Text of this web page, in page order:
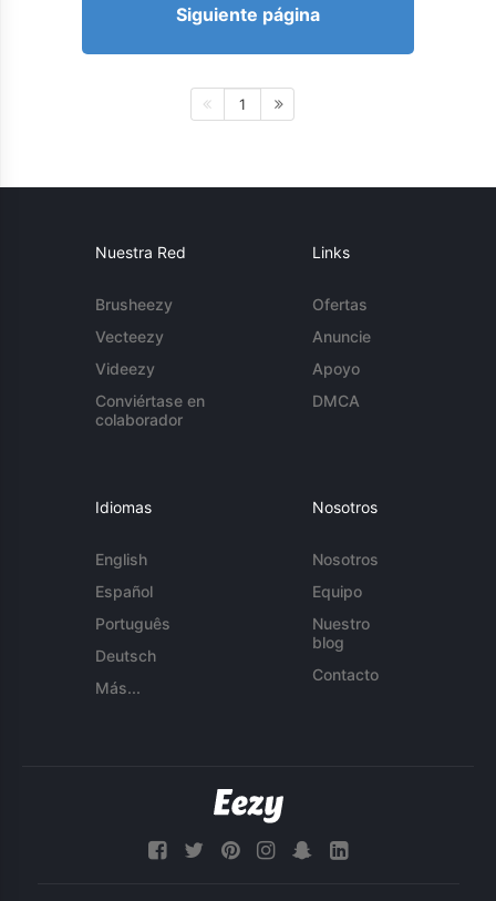
Siguiente página
1
Nuestra Red
Brusheezy
Vecteezy
Videezy
Conviértase en
colaborador
Links
Ofertas
Anuncie
Apoyo
DMCA
Idiomas
English
Español
Português
Deutsch
Más...
Nosotros
Nosotros
Equipo
Nuestro
blog
Contacto